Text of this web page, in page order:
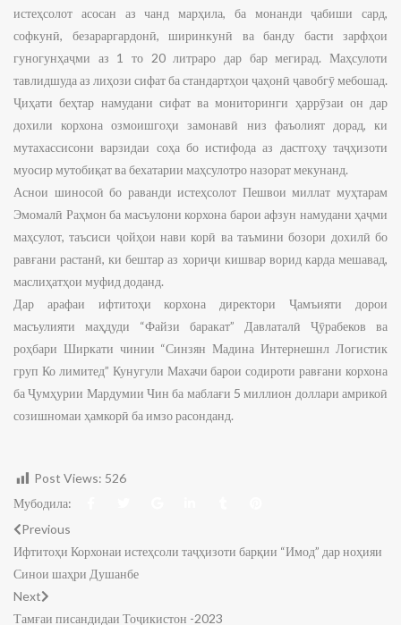
истеҳсолот асосан аз чанд марҳила, ба монанди ҷабиши сард,
софкунӣ, безараргардонӣ, ширинкунӣ ва банду басти зарфҳои
гуногунҳаҷми аз 1 то 20 литраро дар бар мегирад. Маҳсулоти
тавлидшуда аз лиҳози сифат ба стандартҳои ҷаҳонӣ ҷавобгӯ мебошад.
Ҷиҳати беҳтар намудани сифат ва мониторинги ҳаррӯзаи он дар
дохили корхона озмоишгоҳи замонавӣ низ фаъолият дорад, ки
мутахассисони варзидаи соҳа бо истифода аз дастгоҳу таҷҳизоти
муосир мутобиқат ва бехатарии маҳсулотро назорат мекунанд.
Аснои шиносоӣ бо раванди истеҳсолот Пешвои миллат муҳтарам
Эмомалӣ Раҳмон ба масъулони корхона барои афзун намудани ҳаҷми
маҳсулот, таъсиси ҷойҳои нави корӣ ва таъмини бозори дохилӣ бо
равғани растанӣ, ки бештар аз хориҷи кишвар ворид карда мешавад,
маслиҳатҳои муфид доданд.
Дар арафаи ифтитоҳи корхона директори Ҷамъияти дорои
масъулияти маҳдуди “Файзи баракат” Давлаталӣ Ҷӯрабеков ва
роҳбари Ширкати чинии “Синзян Мадина Интернешнл Логистик
груп Ко лимитед” Кунугули Махачи барои содироти равғани корхона
ба Ҷумҳурии Мардумии Чин ба маблағи 5 миллион доллари амрикоӣ
созишномаи ҳамкорӣ ба имзо расонданд.
Post Views: 526
Мубодила:
Previous
Ифтитоҳи Корхонаи истеҳсоли таҷҳизоти барқии “Имод” дар ноҳияи
Синои шаҳри Душанбе
Next
Тамғаи писандидаи Тоҷикистон -2023